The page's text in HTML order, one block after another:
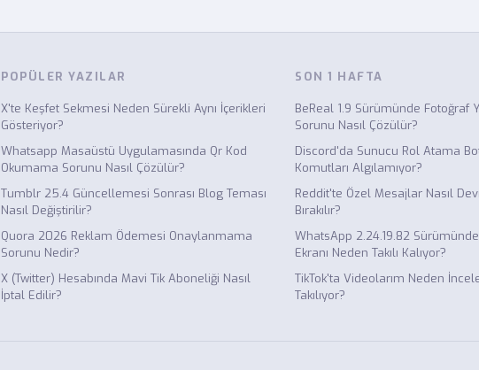
POPÜLER YAZILAR
X'te Keşfet Sekmesi Neden Sürekli Aynı İçerikleri
Gösteriyor?
Whatsapp Masaüstü Uygulamasında Qr Kod
Okumama Sorunu Nasıl Çözülür?
Tumblr 25.4 Güncellemesi Sonrası Blog Teması
Nasıl Değiştirilir?
Quora 2026 Reklam Ödemesi Onaylanmama
Sorunu Nedir?
X (Twitter) Hesabında Mavi Tik Aboneliği Nasıl
İptal Edilir?
SON 1 HAFTA
BeReal 1.9 Sürümünde Fotoğraf
Sorunu Nasıl Çözülür?
Discord'da Sunucu Rol Atama
Komutları Algılamıyor?
Reddit'te Özel Mesajlar Nasıl
Bırakılır?
WhatsApp 2.24.19.82
Ekranı Neden Takılı Kalıyor?
TikTok'ta Videolarım Neden
Takılıyor?